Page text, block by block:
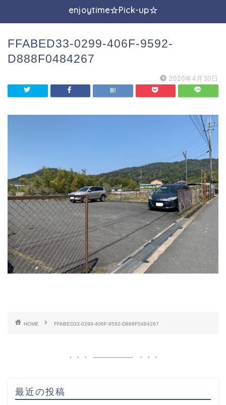
enjoytime☆Pick-up☆
FFABED33-0299-406F-9592-
D888F0484267
2020年4月30日
HOME FFABED33-0299-406F-9592-D888F0484267
最近の投稿